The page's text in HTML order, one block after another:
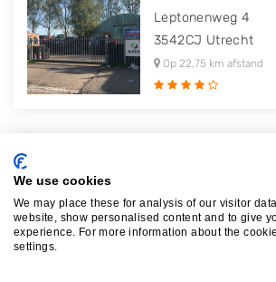
Leptonenweg 4
3542CJ Utrecht
Op 22,75 km afstand
3542CJ Utrecht
Op 22,78 km afstand
We use cookies
We may place these for analysis of our visitor
website, show personalised content and to give
experience. For more information about the
settings.